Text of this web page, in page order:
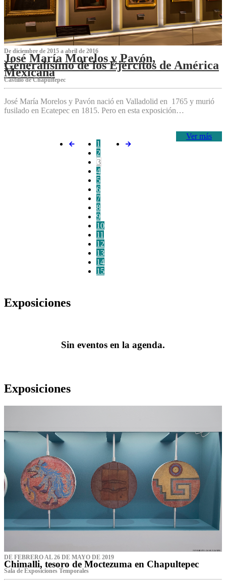
De diciembre de 2015 a abril de 2016
José María Morelos y Pavón,
Generalísimo de los Ejércitos de América
Mexicana
C‌astillo de Chapultepec
José María Morelos y Pavón nació en Valladolid en 1765 y murió
fusilado en Ecatepec en 1815. Pero en esta exposición…
Ver más
1
2
3
4
5
6
7
8
9
10
11
12
13
14
15
Exposiciones
Sin eventos en la agenda.
Exposiciones
DE FEBRERO AL 26 DE MAYO DE 2019
Chimalli, tesoro de Moctezuma en Chapultepec
Sala de Exposiciones Temporales